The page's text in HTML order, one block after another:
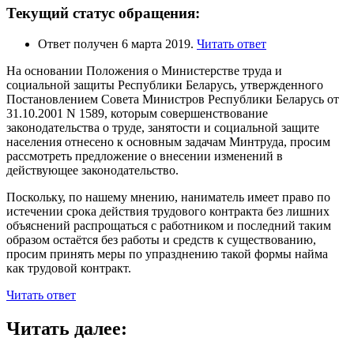
Текущий статус обращения:
Ответ получен 6 марта 2019. Читать ответ
На основании Положения о Министерстве труда и
социальной защиты Республики Беларусь, утвержденного
Постановлением Совета Министров Республики Беларусь от
31.10.2001 N 1589, которым совершенствование
законодательства о труде, занятости и социальной защите
населения отнесено к основным задачам Минтруда, просим
рассмотреть предложение о внесении изменений в
действующее законодательство.
Поскольку, по нашему мнению, наниматель имеет право по
истечении срока действия трудового контракта без лишних
объяснений распрощаться с работником и последний таким
образом остаётся без работы и средств к существованию,
просим принять меры по упразднению такой формы найма
как трудовой контракт.
Читать ответ
Читать далее: